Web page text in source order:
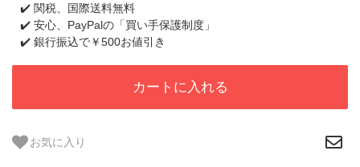
✔️ 関税、国際送料無料
✔️ 安心、PayPalの「買い手保護制度」
✔️ 銀行振込で￥500お値引き
カートに入れる
お気に入り